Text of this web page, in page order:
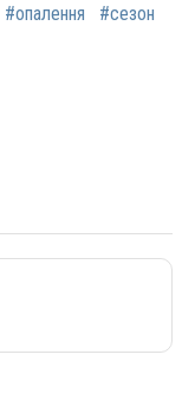
#опалення #сезон